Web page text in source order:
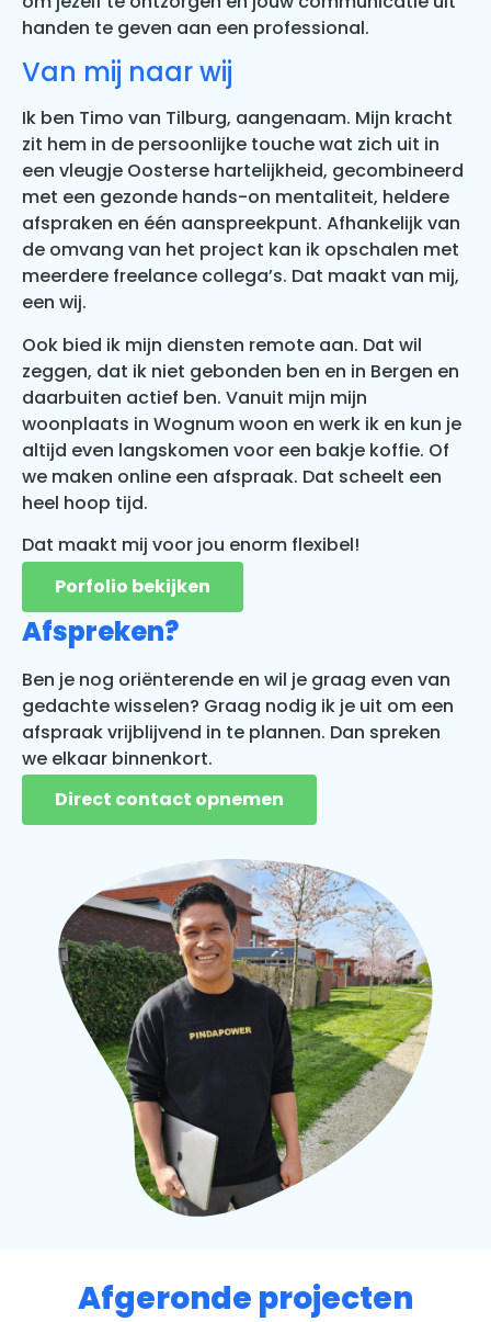
handen te geven aan een professional.
Van mij naar wij
Ik ben Timo van Tilburg, aangenaam. Mijn kracht
zit hem in de persoonlijke touche wat zich uit in
een vleugje Oosterse hartelijkheid, gecombineerd
met een gezonde hands-on mentaliteit, heldere
afspraken en één aanspreekpunt. Afhankelijk van
de omvang van het project kan ik opschalen met
meerdere freelance collega’s. Dat maakt van mij,
een wij.
Ook bied ik mijn diensten remote aan. Dat wil
zeggen, dat ik niet gebonden ben en in Bergen en
daarbuiten actief ben. Vanuit mijn mijn
woonplaats in Wognum woon en werk ik en kun je
altijd even langskomen voor een bakje koffie. Of
we maken online een afspraak. Dat scheelt een
heel hoop tijd.
Dat maakt mij voor jou enorm flexibel!
Porfolio bekijken
Afspreken?
Ben je nog oriënterende en wil je graag even van
gedachte wisselen? Graag nodig ik je uit om een
afspraak vrijblijvend in te plannen. Dan spreken
we elkaar binnenkort.
Direct contact opnemen
Afgeronde projecten